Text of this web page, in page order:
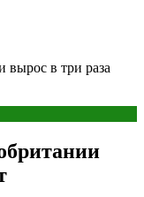
вырос в три раза